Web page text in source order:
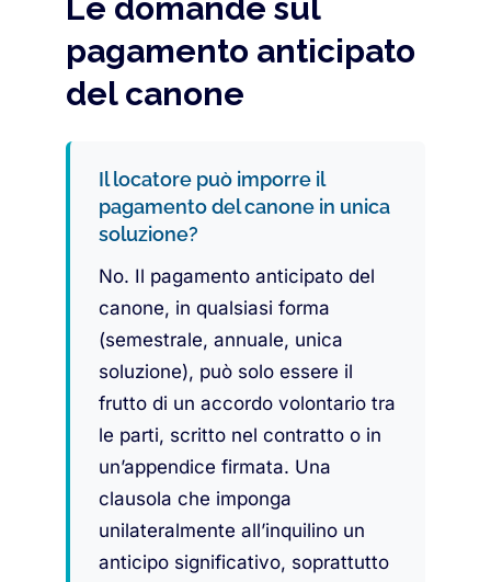
Le domande sul
pagamento anticipato
del canone
Il locatore può imporre il
pagamento del canone in unica
soluzione?
No. Il pagamento anticipato del
canone, in qualsiasi forma
(semestrale, annuale, unica
soluzione), può solo essere il
frutto di un accordo volontario tra
le parti, scritto nel contratto o in
un’appendice firmata. Una
clausola che imponga
unilateralmente all’inquilino un
anticipo significativo, soprattutto